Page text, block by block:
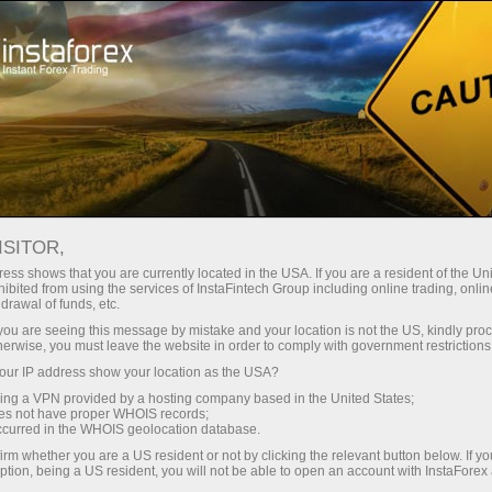
InstaForex bilan siz haqiqatan
ega bo‘lasiz: 1:5000 gacha kredit
yelkasi, bozordagi eng yaxshi
spred va komissiyalardan biri,
shuningdek aksiyalar va indekslar
bilan savdo qilish uchun qulay
shartlar.
Kichik
Har bir depozit uchun
30% bonus
Savdoda
va trassada tezlik
shows that you are currently located in the USA. If you are a resident of the
from using the services of InstaFintech Group including online trading,
of funds, etc.
are seeing this message by mistake and your location is not the US, kindly
you must leave the website in order to comply with government
IP address show your location as the USA?
a VPN provided by a hosting company based in the United States;
not have proper WHOIS records;
in the WHOIS geolocation database.
whether you are a US resident or not by clicking the relevant button below. If
being a US resident, you will not be able to open an account with InstaForex